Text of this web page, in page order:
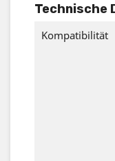
Technische
Kompatibilität